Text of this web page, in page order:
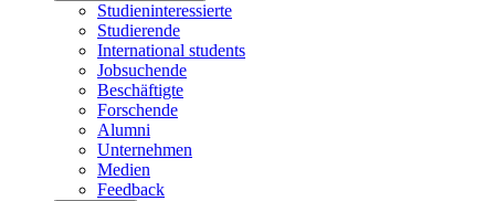
Studieninteressierte
Studierende
International students
Jobsuchende
Beschäftigte
Forschende
Alumni
Unternehmen
Medien
Feedback